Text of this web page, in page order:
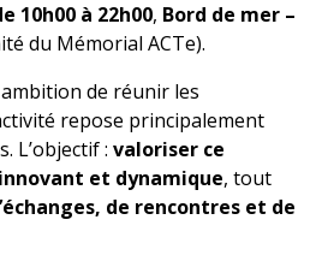
10h00 à 22h00, Bord de mer –
du Mémorial ACTe).
de réunir les
repose principalement
L’objectif : valoriser ce
et dynamique, tout
de rencontres et de